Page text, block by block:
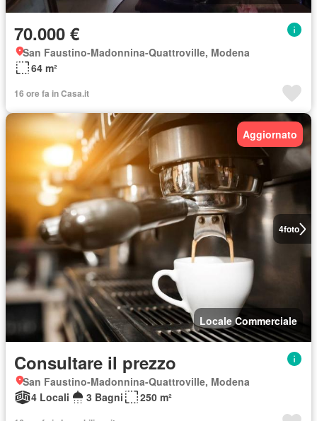
70.000 €
San Faustino-Madonnina-Quattroville, Modena
64 m²
16 ore fa in Casa.it
4foto
Aggiornato
Locale Commerciale
Consultare il prezzo
San Faustino-Madonnina-Quattroville, Modena
4 Locali
3 Bagni 250 m²